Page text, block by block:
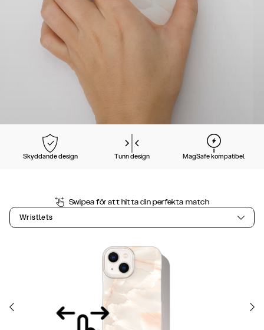
Skyddande design Tunn design MagSafe kompatibel
Swipea för att hitta din perfekta match
Wristlets